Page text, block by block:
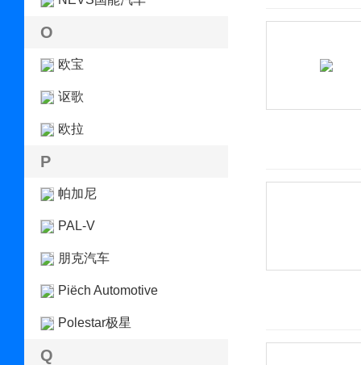
O
欧宝
讴歌
欧拉
P
帕加尼
PAL-V
朋克汽车
Piëch Automotive
Polestar极星
Q